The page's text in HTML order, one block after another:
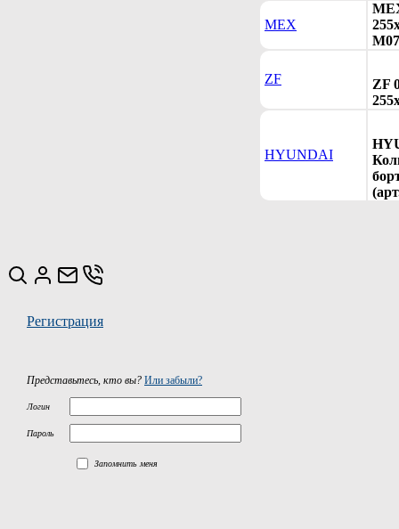
MEX
ZF
ZF
HYUNDAI
Регистрация
Представьтесь, кто вы? Или забыли?
Логин
Пароль
Запомнить меня